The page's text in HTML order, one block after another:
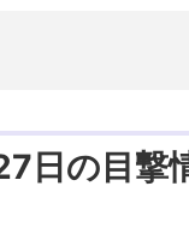
日の目撃